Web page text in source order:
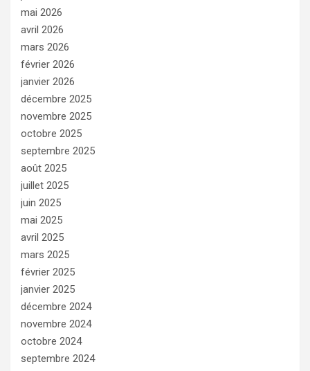
mai 2026
avril 2026
mars 2026
février 2026
janvier 2026
décembre 2025
novembre 2025
octobre 2025
septembre 2025
août 2025
juillet 2025
juin 2025
mai 2025
avril 2025
mars 2025
février 2025
janvier 2025
décembre 2024
novembre 2024
octobre 2024
septembre 2024